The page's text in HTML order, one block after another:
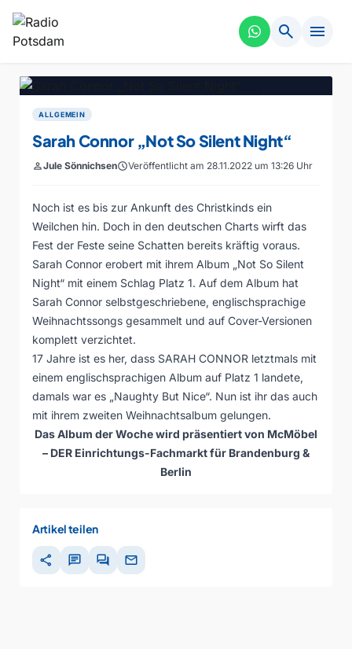
search menu
ALLGEMEIN
Sarah Connor „Not So Silent Night“
personJule SönnichsenscheduleVeröffentlicht am 28.11.2022 um 13:26 Uhr
Noch ist es bis zur Ankunft des Christkinds ein
Weilchen hin. Doch in den deutschen Charts wirft das
Fest der Feste seine Schatten bereits kräftig voraus.
Sarah Connor erobert mit ihrem Album „Not So Silent
Night“ mit einem Schlag Platz 1. Auf dem Album hat
Sarah Connor selbstgeschriebene, englischsprachige
Weihnachtssongs gesammelt und auf Cover-Versionen
komplett verzichtet.
17 Jahre ist es her, dass SARAH CONNOR letztmals mit
einem englischsprachigen Album auf Platz 1 landete,
damals war es „Naughty But Nice“. Nun ist ihr das auch
mit ihrem zweiten Weihnachtsalbum gelungen.
Das Album der Woche wird präsentiert von McMöbel
– DER Einrichtungs-Fachmarkt für Brandenburg &
Berlin
Artikel teilen
share chat forum mail